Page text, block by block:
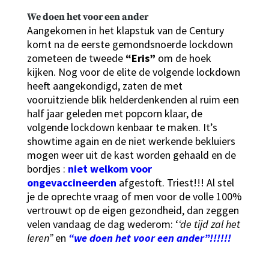
We doen het voor een ander
Aangekomen in het klapstuk van de Century
komt na de eerste gemondsnoerde lockdown
zometeen de tweede “Eris” om de hoek
kijken. Nog voor de elite de volgende lockdown
heeft aangekondigd, zaten de met
vooruitziende blik helderdenkenden al ruim een
half jaar geleden met popcorn klaar, de
volgende lockdown kenbaar te maken. It’s
showtime again en de niet werkende bekluiers
mogen weer uit de kast worden gehaald en de
bordjes : niet welkom voor
ongevaccineerden afgestoft. Triest!!! Al stel
je de oprechte vraag of men voor de volle 100%
vertrouwt op de eigen gezondheid, dan zeggen
velen vandaag de dag wederom: ‘‘de tijd zal het
leren”en “we doen het voor een ander”!!!!!!